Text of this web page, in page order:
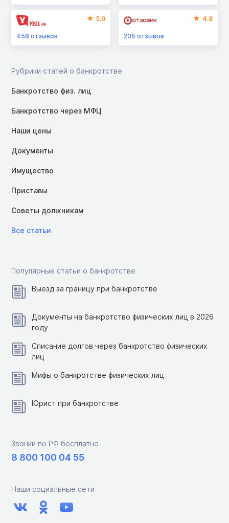
5.0
458 отзывов
4.8
205отзывов
Рубрики статей о банкротстве
Банкротство физ. лиц
Банкротство через МФЦ
Наши цены
Документы
Имущество
Приставы
Советы должникам
Все статьи
Популярные статьи о банкротстве
Выезд за границу при банкротстве
Документы на банкротство физических лиц в 2026
году
Списание долгов через банкротство физических
лиц
Мифы о банкротстве физических лиц
Юрист при банкротстве
Звонки по РФ бесплатно
8 800 100 04 55
Наши социальные сети